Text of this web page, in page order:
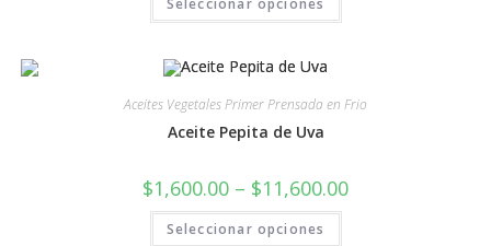
Seleccionar opciones
Aceites Vegetales Primer Prensada en Frio
Aceite Pepita de Uva
$1,600.00 – $11,600.00
Seleccionar opciones